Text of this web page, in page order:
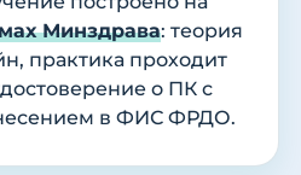
Минздрава: теория
практика проходит
о ПК с
в ФИС ФРДО.